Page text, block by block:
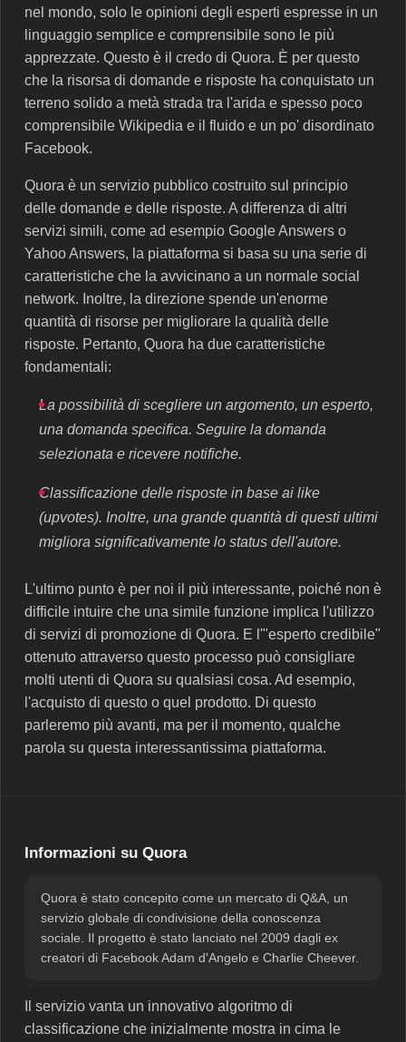
nel mondo, solo le opinioni degli esperti espresse in un
linguaggio semplice e comprensibile sono le più
apprezzate. Questo è il credo di Quora. È per questo
che la risorsa di domande e risposte ha conquistato un
terreno solido a metà strada tra l'arida e spesso poco
comprensibile Wikipedia e il fluido e un po' disordinato
Facebook.
Quora è un servizio pubblico costruito sul principio
delle domande e delle risposte. A differenza di altri
servizi simili, come ad esempio Google Answers o
Yahoo Answers, la piattaforma si basa su una serie di
caratteristiche che la avvicinano a un normale social
network. Inoltre, la direzione spende un'enorme
quantità di risorse per migliorare la qualità delle
risposte. Pertanto, Quora ha due caratteristiche
fondamentali:
La possibilità di scegliere un argomento, un esperto,
una domanda specifica. Seguire la domanda
selezionata e ricevere notifiche.
Classificazione delle risposte in base ai like
(upvotes). Inoltre, una grande quantità di questi ultimi
migliora significativamente lo status dell'autore.
L'ultimo punto è per noi il più interessante, poiché non è
difficile intuire che una simile funzione implica l'utilizzo
di servizi di promozione di Quora. E l'"esperto credibile"
ottenuto attraverso questo processo può consigliare
molti utenti di Quora su qualsiasi cosa. Ad esempio,
l'acquisto di questo o quel prodotto. Di questo
parleremo più avanti, ma per il momento, qualche
parola su questa interessantissima piattaforma.
Informazioni su Quora
Quora è stato concepito come un mercato di Q&A, un
servizio globale di condivisione della conoscenza
sociale. Il progetto è stato lanciato nel 2009 dagli ex
creatori di Facebook Adam d'Angelo e Charlie Cheever.
Il servizio vanta un innovativo algoritmo di
classificazione che inizialmente mostra in cima le